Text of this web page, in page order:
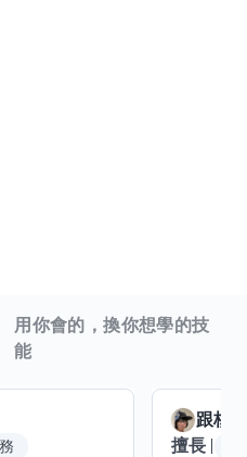
用你會的，換你想學的技
能
跟核
擅長